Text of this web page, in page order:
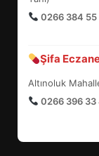
Akçay
0266 384 55
6